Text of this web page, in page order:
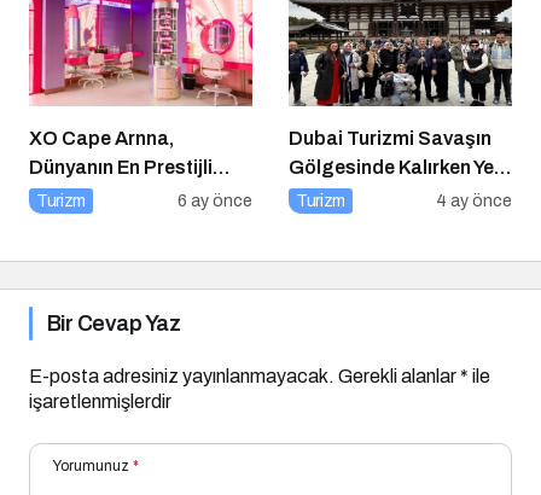
XO Cape Arnna,
Dünyanın En Prestijli
Seyahat Yayınlarında
Tek Otel Olarak Öne
Çıktı
Turizm 6 ay önce
Dubai Turizmi Savaşın
Gölgesinde Kalırken Yeni
Rotalar Belirlendi
Turizm 4 ay önce
Bir Cevap Yaz
E-posta adresiniz yayınlanmayacak. Gerekli alanlar* ile
işaretlenmişlerdir
Yorumunuz *